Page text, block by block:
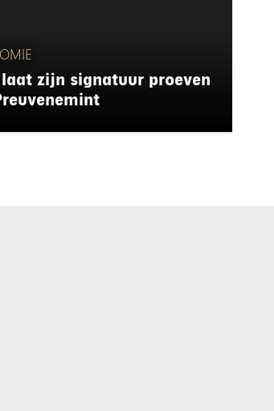
zijn signatuur proeven